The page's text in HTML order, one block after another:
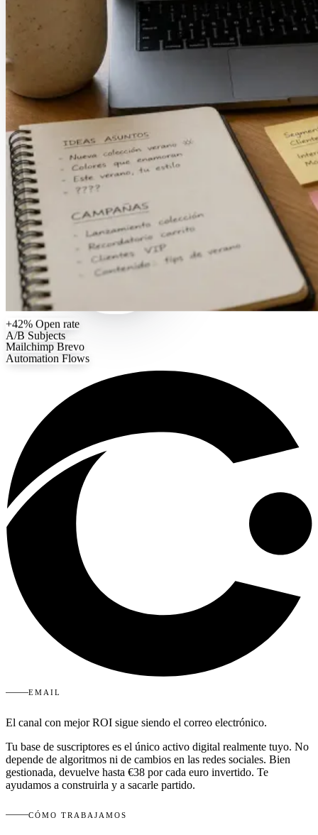
+42% Open rate
A/B Subjects
Mailchimp Brevo
Automation Flows
EMAIL
El canal con mejor ROI sigue siendo el correo electrónico.
Tu base de suscriptores es el único activo digital realmente tuyo. No
depende de algoritmos ni de cambios en las redes sociales. Bien
gestionada, devuelve hasta €38 por cada euro invertido. Te
ayudamos a construirla y a sacarle partido.
CÓMO TRABAJAMOS